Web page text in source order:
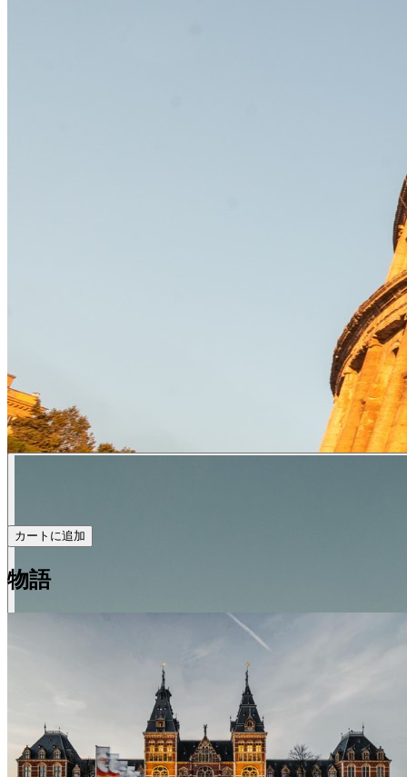
カートに追加
物語